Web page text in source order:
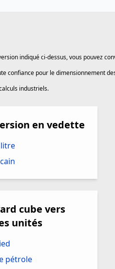
indiqué ci-dessus, vous pouvez
confiance pour le dimensionnement
industriels.
en vedette
cube vers
unités
pétrole